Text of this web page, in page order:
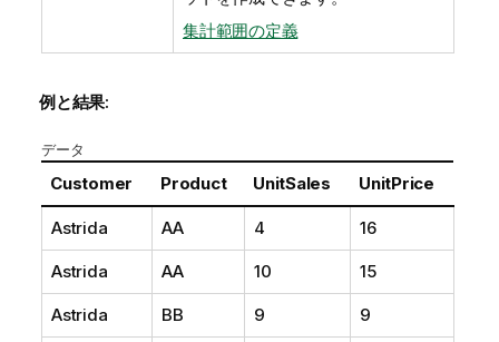
集計範囲の定義
例と結果:
データ
Customer Product UnitSales UnitPrice
Astrida AA 4 16
Astrida AA 10 15
Astrida BB 9 9